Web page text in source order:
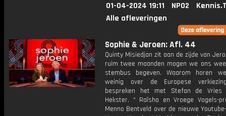
01-04-2024 19:11 NPO2
Alle afleveringen
Sophie & Jeroen: Afl. 44
Quinty Misiedjan zit aan de zijde van
ruim twee maanden mogen we ons
stembus begeven. Waarom horen
weinig over de Europese
bespreken het met Stefan de Vries
Hekster. * Raïsha en Vroege Vogels-
Menno Bentveld over de nieuwe